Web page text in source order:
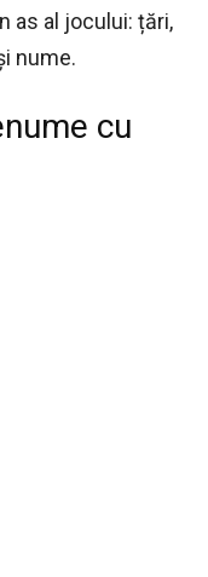
as al jocului: țări,
nume.
cu